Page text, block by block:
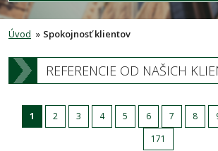
Úvod » Spokojnosť klientov
REFERENCIE OD NAŠICH
1 2 3 4 5 6 7 8
171